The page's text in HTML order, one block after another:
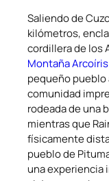
Saliendo de
kilómetros,
cordillera de los
Montaña
pequeño pueblo
comunidad
rodeada de una
mientras que
físicamente
pueblo de
una experiencia